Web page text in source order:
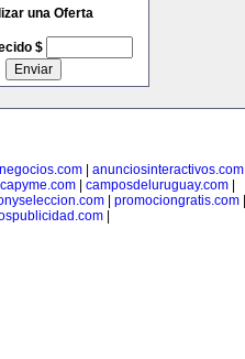
una Oferta
$
| anunciosinteractivos.com|
| camposdeluruguay.com|
| promociongratis.com|
|